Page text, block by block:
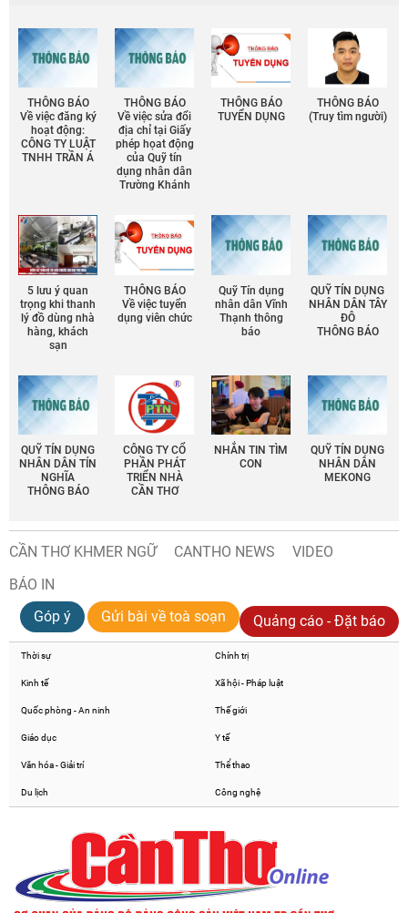
THÔNG BÁO
Về việc đăng ký
hoạt động:
CÔNG TY LUẬT
TNHH TRẦN Á
THÔNG BÁO
Về việc sửa đổi
địa chỉ tại Giấy
phép họat động
của Quỹ tín
dụng nhân dân
Trường Khánh
THÔNG BÁO
TUYỂN DỤNG
THÔNG BÁO
(Truy tìm người)
5 lưu ý quan
trọng khi thanh
lý đồ dùng nhà
hàng, khách
sạn
THÔNG BÁO
Về việc tuyển
dụng viên chức
Quỹ Tín dụng
nhân dân Vĩnh
Thạnh thông
báo
QUỸ TÍN DỤNG
NHÂN DÂN TÂY
ĐÔ
THÔNG BÁO
QUỸ TÍN DỤNG
NHÂN DÂN TÍN
NGHĨA
THÔNG BÁO
CÔNG TY CỔ
PHẦN PHÁT
TRIỂN NHÀ
CẦN THƠ
NHẮN TIN TÌM
CON
QUỸ TÍN DỤNG
NHÂN DÂN
MEKONG
CẦN THƠ KHMER NGỮ CANTHO NEWS
VIDEO
BÁO IN
Góp ý
Gửi bài về toà soạn Quảng cáo - Đặt báo
Thời sự Chính trị
Kinh tế Xã hội - Pháp luật
Quốc phòng - An ninh Thế giới
Giáo dục Y tế
Văn hóa - Giải trí Thể thao
Du lịch Công nghệ